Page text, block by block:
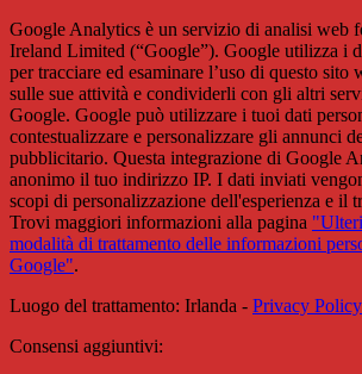
Google Analytics è un servizio di analisi web
Ireland Limited (“Google”). Google utilizza i
per tracciare ed esaminare l’uso di questo sito
sulle sue attività e condividerli con gli altri
Google. Google può utilizzare i tuoi dati
contestualizzare e personalizzare gli annunci
pubblicitario. Questa integrazione di Google
anonimo il tuo indirizzo IP. I dati inviati
scopi di personalizzazione dell'esperienza e il
Trovi maggiori informazioni alla pagina
modalità di trattamento delle informazioni
Google".
Luogo del trattamento: Irlanda - Privacy Policy
Consensi aggiuntivi: